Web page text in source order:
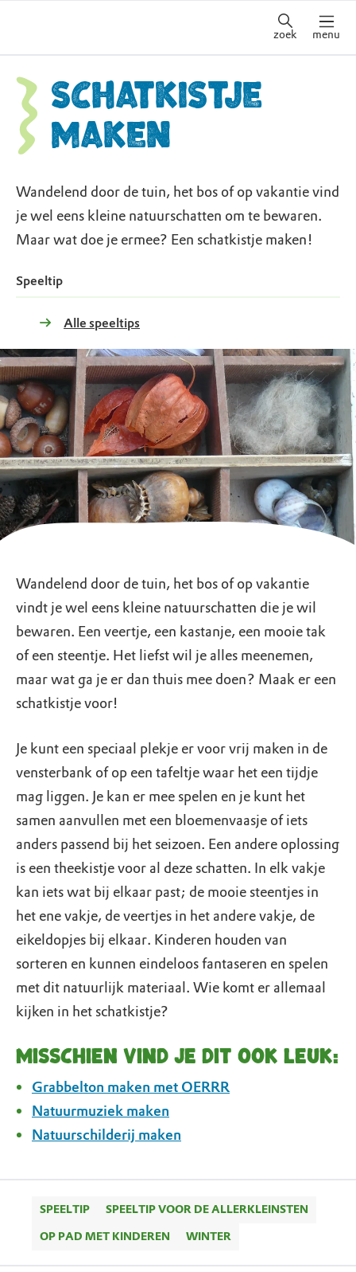
zoek menu
Schatkistje
maken
Wandelend door de tuin, het bos of op vakantie vind
je wel eens kleine natuurschatten om te bewaren.
Maar wat doe je ermee? Een schatkistje maken!
Speeltip
Alle speeltips
Wandelend door de tuin, het bos of op vakantie
vindt je wel eens kleine natuurschatten die je wil
bewaren. Een veertje, een kastanje, een mooie tak
of een steentje. Het liefst wil je alles meenemen,
maar wat ga je er dan thuis mee doen? Maak er een
schatkistje voor!
Je kunt een speciaal plekje er voor vrij maken in de
vensterbank of op een tafeltje waar het een tijdje
mag liggen. Je kan er mee spelen en je kunt het
samen aanvullen met een bloemenvaasje of iets
anders passend bij het seizoen. Een andere oplossing
is een theekistje voor al deze schatten. In elk vakje
kan iets wat bij elkaar past; de mooie steentjes in
het ene vakje, de veertjes in het andere vakje, de
eikeldopjes bij elkaar. Kinderen houden van
sorteren en kunnen eindeloos fantaseren en spelen
met dit natuurlijk materiaal. Wie komt er allemaal
kijken in het schatkistje?
Misschien vind je dit ook leuk:
Grabbelton maken met OERRR
Natuurmuziek maken
Natuurschilderij maken
SPEELTIP
SPEELTIP VOOR DE ALLERKLEINSTEN
OP PAD MET KINDEREN
WINTER